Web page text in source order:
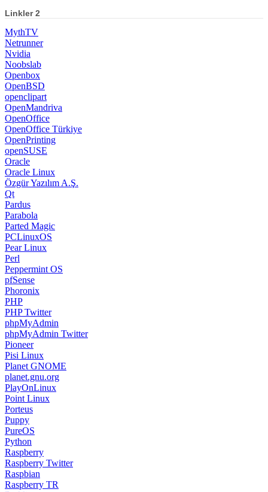
Linkler 2
MythTV
Netrunner
Nvidia
Noobslab
Openbox
OpenBSD
openclipart
OpenMandriva
OpenOffice
OpenOffice Türkiye
OpenPrinting
openSUSE
Oracle
Oracle Linux
Özgür Yazılım A.Ş.
Qt
Pardus
Parabola
Parted Magic
PCLinuxOS
Pear Linux
Perl
Peppermint OS
pfSense
Phoronix
PHP
PHP Twitter
phpMyAdmin
phpMyAdmin Twitter
Pioneer
Pisi Linux
Planet GNOME
planet.gnu.org
PlayOnLinux
Point Linux
Porteus
Puppy
PureOS
Python
Raspberry
Raspberry Twitter
Raspbian
Raspberry TR